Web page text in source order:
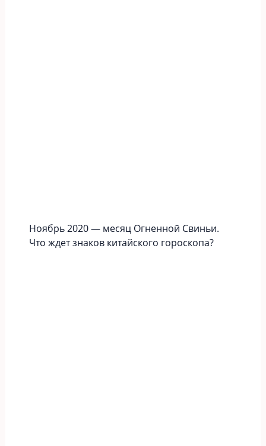
Ноябрь 2020 — месяц Огненной Свиньи.
Что ждет знаков китайского гороскопа?